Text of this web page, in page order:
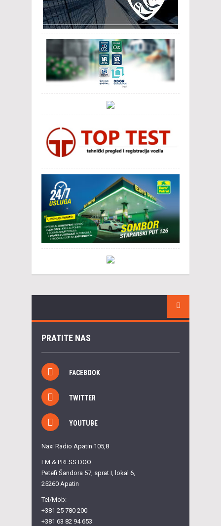
PRATITE NAS
FACEBOOK
TWITTER
YOUTUBE
Naxi Radio Apatin 105,8
FM & PRESS DOO
Petefi Šandora 57, sprat I, lokal 6,
25260 Apatin
Tel/Mob:
+381 25 780 200
+381 63 82 94 653